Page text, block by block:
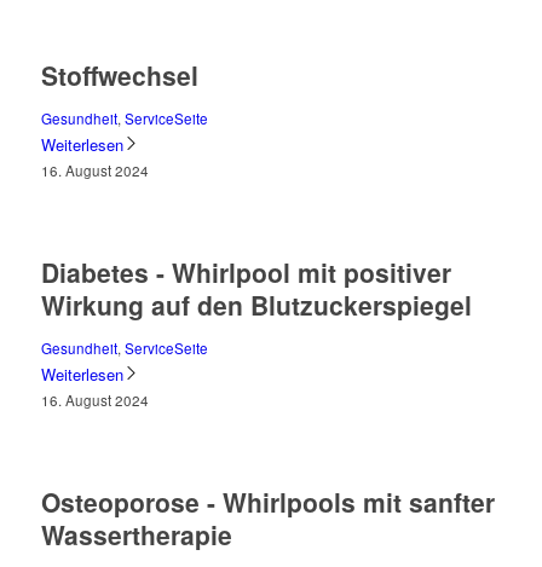
Stoffwechsel
Gesundheit, ServiceSeite
Weiterlesen
16. August 2024
Diabetes - Whirlpool mit positiver
Wirkung auf den Blutzuckerspiegel
Gesundheit, ServiceSeite
Weiterlesen
16. August 2024
Osteoporose - Whirlpools mit sanfter
Wassertherapie